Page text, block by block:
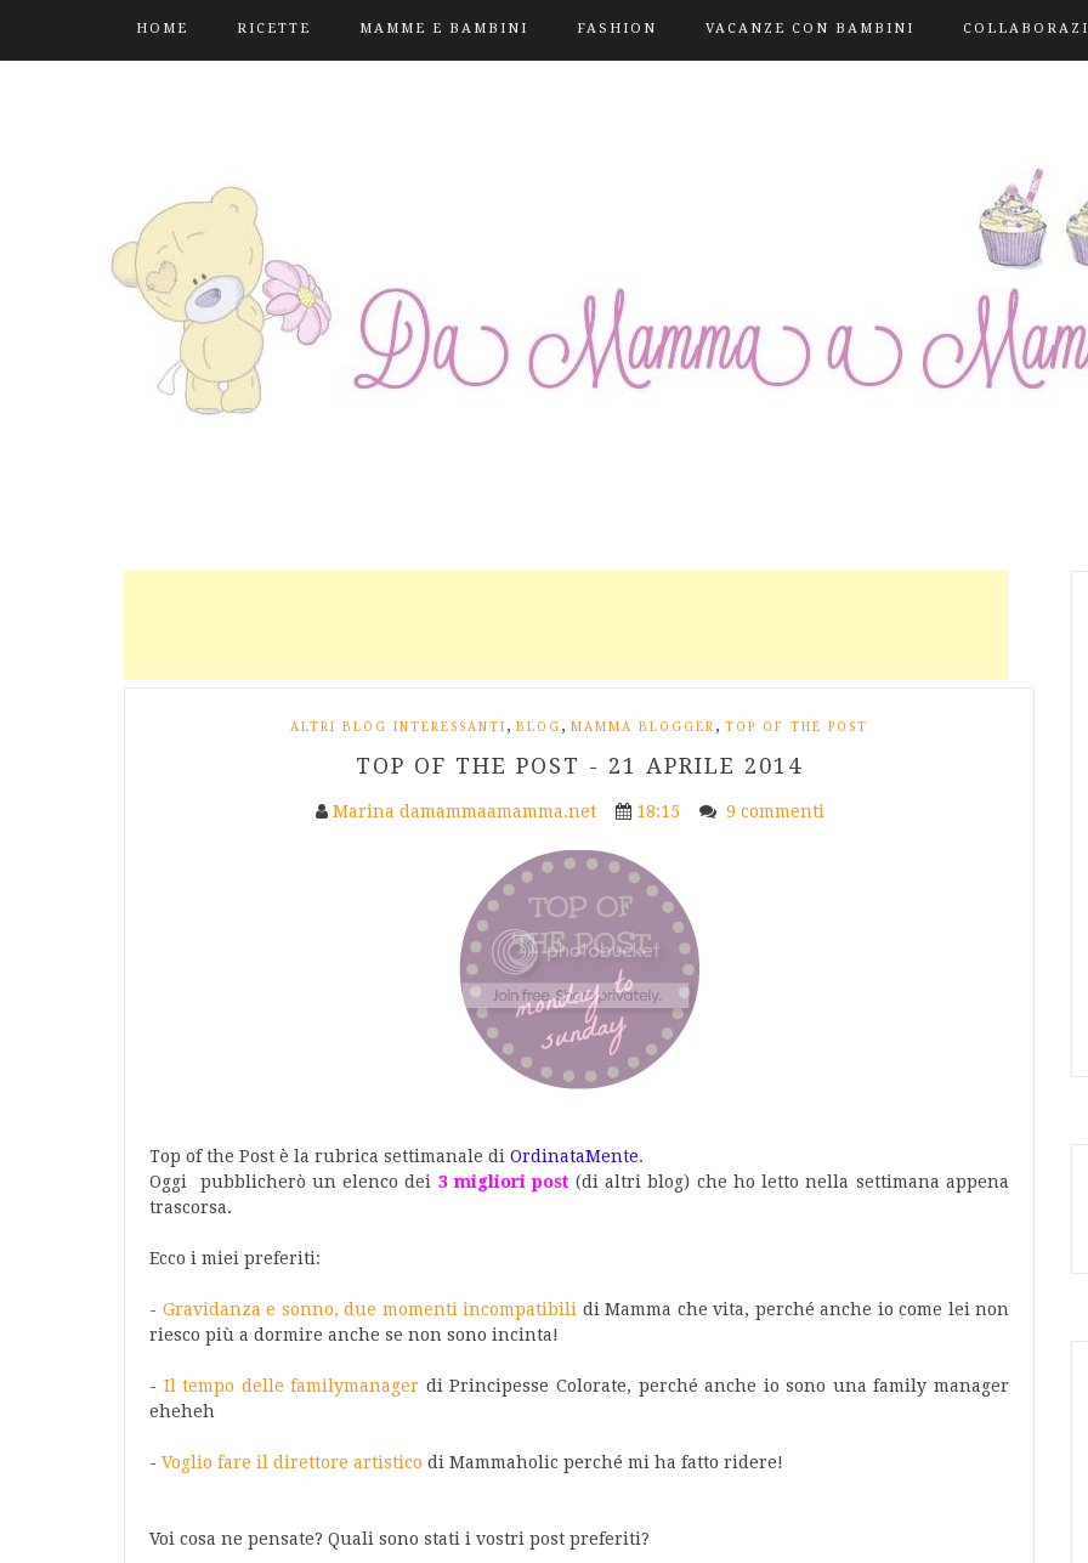
HOME RICETTE MAMME E BAMBINI FASHION VACANZE CON BAMBINI
ALTRI BLOG INTERESSANTI , BLOG , MAMMA BLOGGER , TOP OF THE POST
TOP OF THE POST - 21 APRILE 2014
Marina damammaamamma.net 18:15 9 commenti
Top of the Post è la rubrica settimanale di OrdinataMente.
Oggi pubblicherò un elenco dei 3 migliori post (di altri blog) che ho letto nella settimana appena
trascorsa.
Ecco i miei preferiti:
- Gravidanza e sonno, due momenti incompatibili di Mamma che vita, perché anche io come lei non
riesco più a dormire anche se non sono incinta!
- Il tempo delle familymanager di Principesse Colorate, perché anche io sono una family manager
eheheh
- Voglio fare il direttore artistico di Mammaholic perché mi ha fatto ridere!
Voi cosa ne pensate? Quali sono stati i vostri post preferiti?